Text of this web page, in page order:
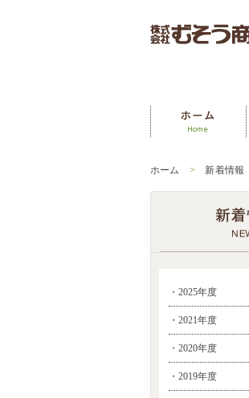
ホーム > 新着情報
・2025年度
・2021年度
・2020年度
・2019年度